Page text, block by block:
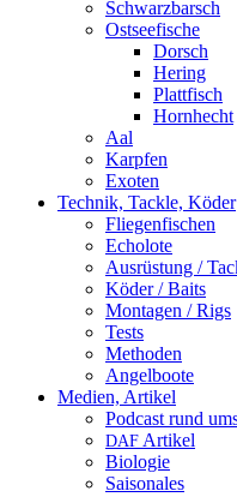
Schwarzbarsch
Ostseefische
Dorsch
Hering
Plattfisch
Hornhecht
Aal
Karpfen
Exoten
Technik, Tackle, Köder
Fliegenfischen
Echolote
Ausrüstung /
Köder / Baits
Montagen / Rigs
Tests
Methoden
Angelboote
Medien, Artikel
Podcast rund
DAF Artikel
Biologie
Saisonales